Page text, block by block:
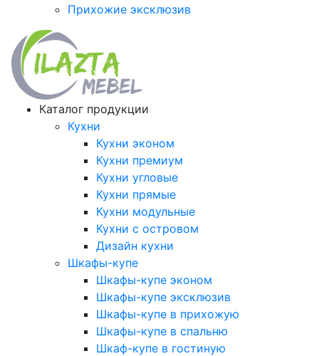
Прихожие эксклюзив
Каталог продукции
Кухни
Кухни эконом
Кухни премиум
Кухни угловые
Кухни прямые
Кухни модульные
Кухни с островом
Дизайн кухни
Шкафы-купе
Шкафы-купе эконом
Шкафы-купе эксклюзив
Шкафы-купе в прихожую
Шкафы-купе в спальню
Шкаф-купе в гостиную